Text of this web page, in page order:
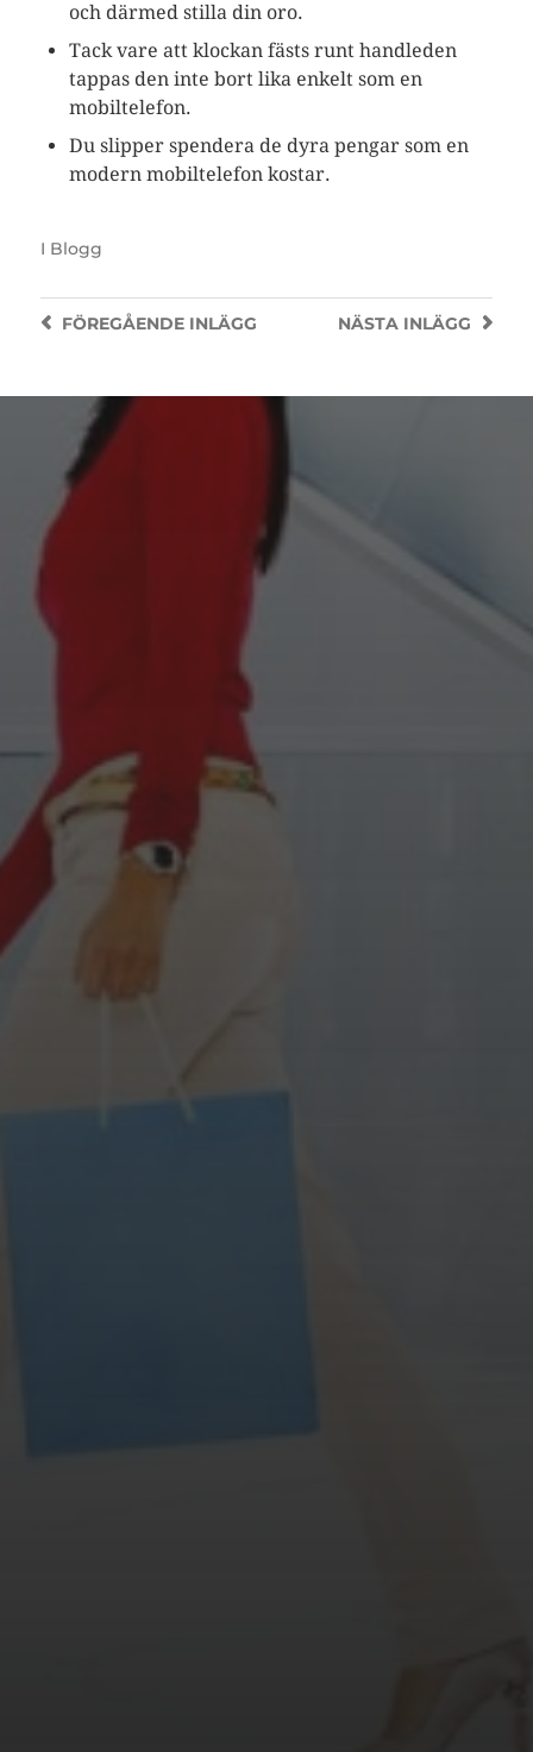
och därmed stilla din oro.
Tack vare att klockan fästs runt handleden
tappas den inte bort lika enkelt som en
mobiltelefon.
Du slipper spendera de dyra pengar som en
modern mobiltelefon kostar.
I Blogg
NÄSTA INLÄGG
FÖREGÅENDEINLÄGG